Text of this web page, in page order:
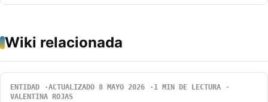
Wiki relacionada
ENTIDAD ACTUALIZADO 8 MAYO 2026
1 MIN DE LECTURA
VALENTINA ROJAS